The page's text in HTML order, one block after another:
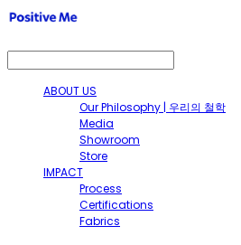
ABOUT US
Our Philosophy | 우리의 철학
Media
Showroom
Store
IMPACT
Process
Certifications
Fabrics